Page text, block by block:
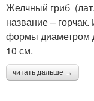
Желчный гриб
название –
формы диаметром
10 см.
читать дальше →